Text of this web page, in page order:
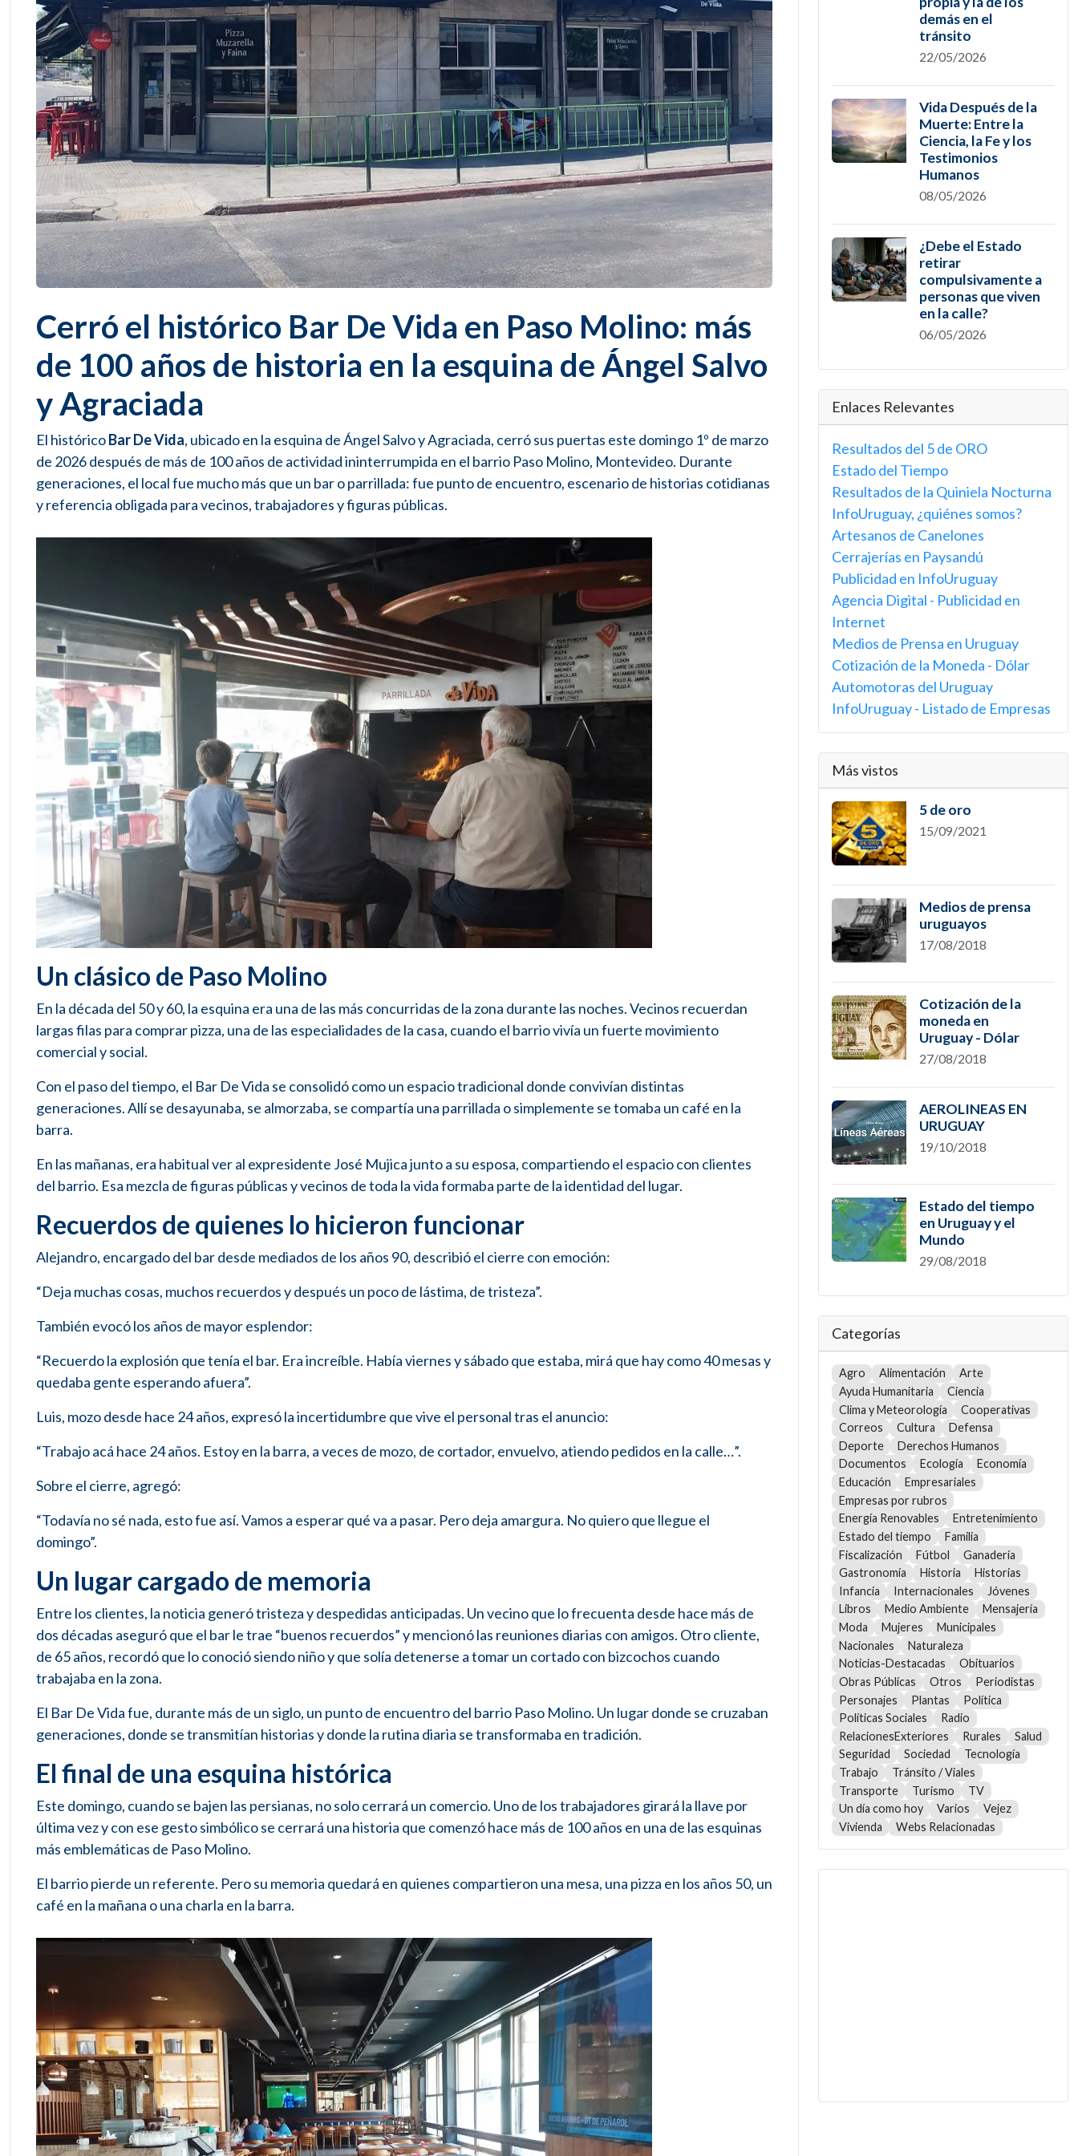
Cerró el histórico Bar De Vida en Paso Molino: más
de 100 años de historia en la esquina de Ángel Salvo
y Agraciada
El históricoBar De Vida, ubicado en la esquina de Ángel Salvo y Agraciada, cerró sus puertas este domingo 1º de marzo
de 2026 después de más de 100 años de actividad ininterrumpida en el barrio Paso Molino, Montevideo. Durante
generaciones, el local fue mucho más que un bar o parrillada: fue punto de encuentro, escenario de historias cotidianas
y referencia obligada para vecinos, trabajadores y figuras públicas.
Un clásico de Paso Molino
En la década del 50 y 60, la esquina era una de las más concurridas de la zona durante las noches. Vecinos recuerdan
largas filas para comprar pizza, una de las especialidades de la casa, cuando el barrio vivía un fuerte movimiento
comercial y social.
Con el paso del tiempo, el Bar De Vida se consolidó como un espacio tradicional donde convivían distintas
generaciones. Allí se desayunaba, se almorzaba, se compartía una parrillada o simplemente se tomaba un café en la
barra.
En las mañanas, era habitual ver al expresidente José Mujica junto a su esposa, compartiendo el espacio con clientes
del barrio. Esa mezcla de figuras públicas y vecinos de toda la vida formaba parte de la identidad del lugar.
Recuerdos de quienes lo hicieron funcionar
Alejandro, encargado del bar desde mediados de los años 90, describió el cierre con emoción:
“Deja muchas cosas, muchos recuerdos y después un poco de lástima, de tristeza”.
También evocó los años de mayor esplendor:
“Recuerdo la explosión que tenía el bar. Era increíble. Había viernes y sábado que estaba, mirá que hay como 40 mesas y
quedaba gente esperando afuera”.
Luis, mozo desde hace 24 años, expresó la incertidumbre que vive el personal tras el anuncio:
“Trabajo acá hace 24 años. Estoy en la barra, a veces de mozo, de cortador, envuelvo, atiendo pedidos en la calle…”.
Sobre el cierre, agregó:
“Todavía no sé nada, esto fue así. Vamos a esperar qué va a pasar. Pero deja amargura. No quiero que llegue el
domingo”.
Un lugar cargado de memoria
Entre los clientes, la noticia generó tristeza y despedidas anticipadas. Un vecino que lo frecuenta desde hace más de
dos décadas aseguró que el bar le trae “buenos recuerdos” y mencionó las reuniones diarias con amigos. Otro cliente,
de 65 años, recordó que lo conoció siendo niño y que solía detenerse a tomar un cortado con bizcochos cuando
trabajaba en la zona.
El Bar De Vida fue, durante más de un siglo, un punto de encuentro del barrio Paso Molino. Un lugar donde se cruzaban
generaciones, donde se transmitían historias y donde la rutina diaria se transformaba en tradición.
El final de una esquina histórica
Este domingo, cuando se bajen las persianas, no solo cerrará un comercio. Uno de los trabajadores girará la llave por
última vez y con ese gesto simbólico se cerrará una historia que comenzó hace más de 100 años en una de las esquinas
más emblemáticas de Paso Molino.
El barrio pierde un referente. Pero su memoria quedará en quienes compartieron una mesa, una pizza en los años 50, un
café en la mañana o una charla en la barra.
demás en el
tránsito
22/05/2026
Vida Después de la
Muerte: Entre la
Ciencia, la Fe y los
Testimonios
Humanos
08/05/2026
¿Debe el Estado
retirar
compulsivamente a
personas que viven
en la calle?
06/05/2026
Enlaces Relevantes
Resultados del 5 de ORO
Estado del Tiempo
Resultados de la Quiniela Nocturna
InfoUruguay, ¿quiénes somos?
Artesanos de Canelones
Cerrajerías en Paysandú
Publicidad en InfoUruguay
Agencia Digital - Publicidad en
Internet
Medios de Prensa en Uruguay
Cotización de la Moneda - Dólar
Automotoras del Uruguay
InfoUruguay - Listado de Empresas
Más vistos
5 de oro
15/09/2021
Medios de prensa
uruguayos
17/08/2018
Cotización de la
moneda en
Uruguay - Dólar
27/08/2018
AEROLINEAS EN
URUGUAY
19/10/2018
Estado del tiempo
en Uruguay y el
Mundo
29/08/2018
Categorías
Agro Alimentación
Arte
Ayuda Humanitaria
Ciencia
Clima y Meteorología
Cooperativas
Correos
Cultura
Defensa
Deporte
Derechos Humanos
Documentos
Ecología
Economía
Educación
Empresariales
Empresas por rubros
Energía Renovables
Entretenimiento
Estado del tiempo
Familia
Fiscalización
Fútbol
Ganadería
Gastronomía
Historia
Historias
Infancia
Internacionales
Jóvenes
Libros
Medio Ambiente
Mensajería
Moda
Mujeres
Municipales
Nacionales
Naturaleza
Noticias-Destacadas
Obituarios
Obras Públicas
Otros
Periodistas
Personajes
Plantas
Política
Políticas Sociales
Radio
RelacionesExteriores
Rurales
Salud
Seguridad
Sociedad
Tecnología
Trabajo
Tránsito / Viales
Transporte
Turismo
TV
Un día como hoy
Varios
Vejez
Vivienda
Webs Relacionadas